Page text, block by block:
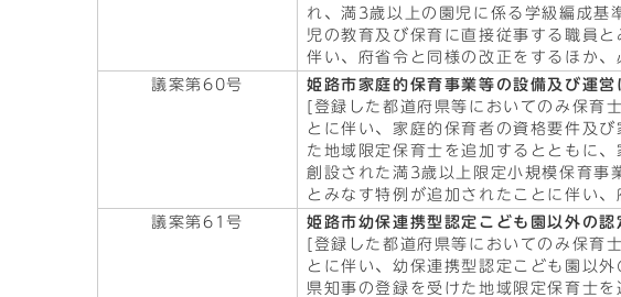
れ、満3歳以上の園児に係る学級編成基
児の教育及び保育に直接従事する職員
伴い、府省令と同様の改正をするほか
議案第60号
姫路市家庭的保育事業等の設備及び運
[登録した都道府県等においてのみ保育
とに伴い、家庭的保育者の資格要件及
た地域限定保育士を追加するとともに
創設された満3歳以上限定小規模保育事
とみなす特例が追加されたことに伴い
議案第61号
姫路市幼保連携型認定こども園以外の
[登録した都道府県等においてのみ保育
とに伴い、幼保連携型認定こども園以
県知事の登録を受けた地域限定保育士